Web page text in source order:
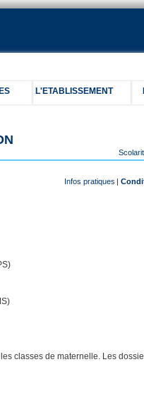
L'ETABLISSEMENT
|
Infos pratiques
classes de maternelle. Les